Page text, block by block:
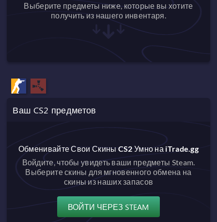
Выберите предметы ниже, которые вы хотите
получить из нашего инвентаря.
Ваш CS2 предметов
Обменивайте Свои Скины CS2 Умно на iTrade.gg
Войдите, чтобы увидеть ваши предметы Steam.
Выберите скины для мгновенного обмена на
скины из наших запасов
ВОЙТИ ЧЕРЕЗ STEAM